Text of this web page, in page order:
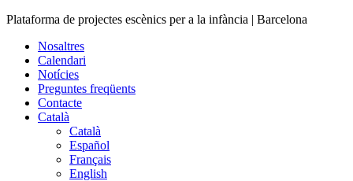
Plataforma de projectes escènics per a la infància | Barcelona
Nosaltres
Calendari
Notícies
Preguntes freqüents
Contacte
Català
Català
Español
Français
English